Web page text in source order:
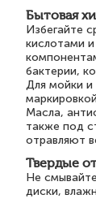
Бытовая
Избегайте
кислотами
бактерии,
Для мойки и
Масла,
также под
отравляют
Твердые
Не
диски,